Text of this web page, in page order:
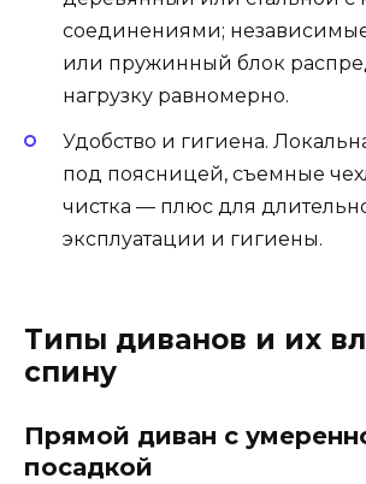
соединениями;
или пружинный блок
нагрузку равномерно.
Удобство и гигиена.
под поясницей, съемные
чистка — плюс для
эксплуатации и гигиены.
Типы диванов и их
спину
Прямой диван с
посадкой